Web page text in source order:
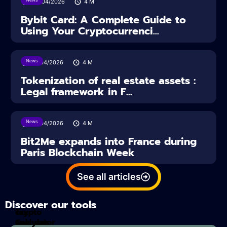
Bybit Card: A Complete Guide to
Using Your Cryptocurrenci...
News
16/04/2026 4 M
Tokenization of real estate assets :
Legal framework in F...
News
14/04/2026 4 M
Bit2Me expands into France during
Paris Blockchain Week
See all articles
Discover our tools
Tax
Calculator
crypto
analyzes